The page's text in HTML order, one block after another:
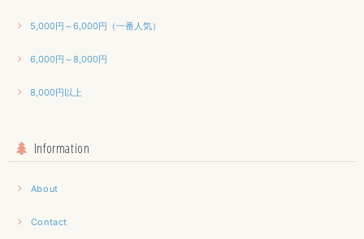
5,000円～6,000円（一番人気）
6,000円～8,000円
8,000円以上
Information
About
Contact